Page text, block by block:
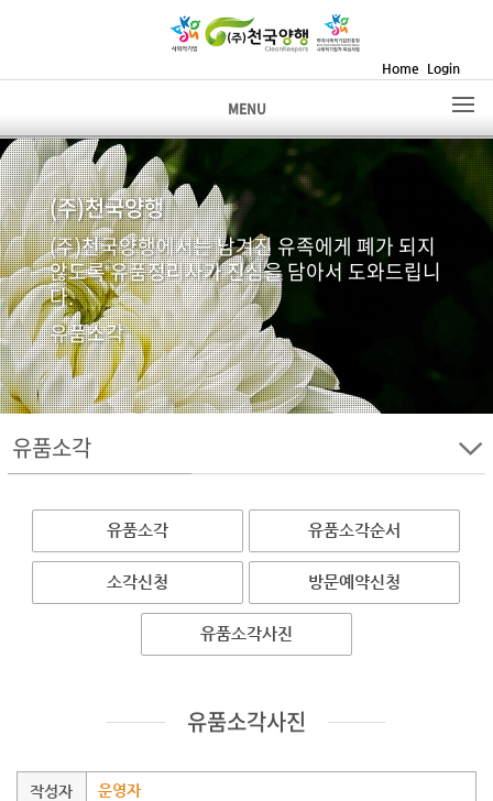
Home Login
MENU
(주)천국양행
(주)천국양행에서는 남겨진 유족에게 폐가 되지
않도록 유품정리사가 진심을 담아서 도와드립니
다.
유품소각
유품소각
유품소각 유품소각순서
소각신청 방문예약신청
유품소각사진
유품소각사진
작성자 운영자